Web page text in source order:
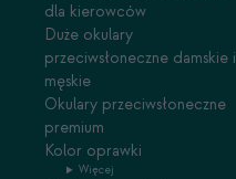
dla kierowców
Duże okulary
przeciwsłoneczne damskie i
męskie
Okulary przeciwsłoneczne
premium
Kolor oprawki
Więcej